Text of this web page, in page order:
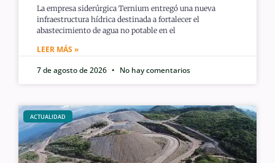
La empresa siderúrgica Ternium entregó una nueva
infraestructura hídrica destinada a fortalecer el
abastecimiento de agua no potable en el
LEER MÁS »
7 de agosto de 2026
No hay comentarios
ACTUALIDAD